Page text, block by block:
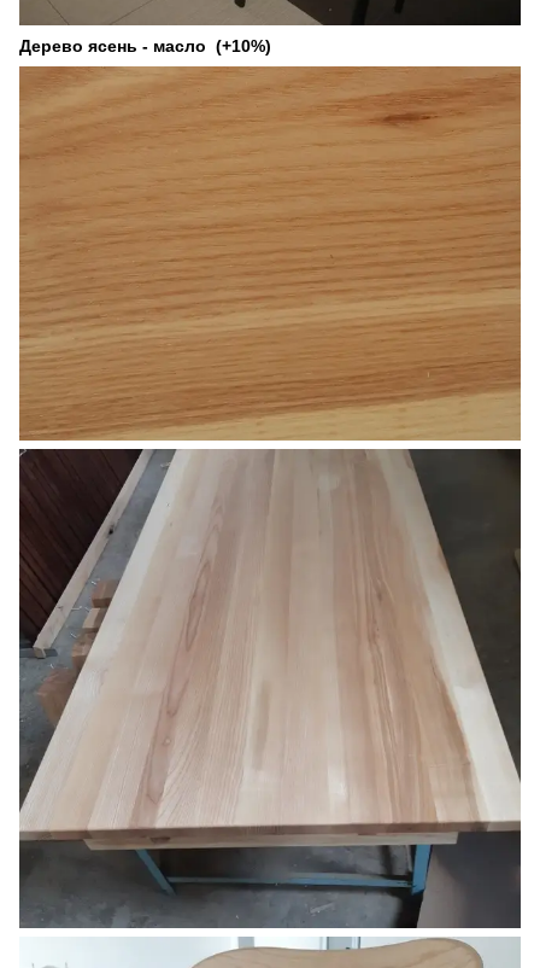
Дерево ясень - масло (+10%)